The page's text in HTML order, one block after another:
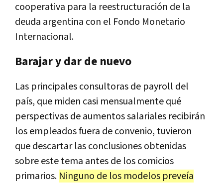
cooperativa para la reestructuración de la
deuda argentina con el Fondo Monetario
Internacional.
Barajar y dar de nuevo
Las principales consultoras de payroll del
país, que miden casi mensualmente qué
perspectivas de aumentos salariales recibirán
los empleados fuera de convenio, tuvieron
que descartar las conclusiones obtenidas
sobre este tema antes de los comicios
primarios. Ninguno de los modelos preveía